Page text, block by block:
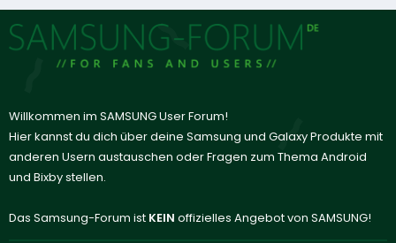
Willkommen im SAMSUNG User Forum!
Hier kannst du dich über deine Samsung und Galaxy Produkte mit
anderen Usern austauschen oder Fragen zum Thema Android
und Bixby stellen.
Das Samsung-Forum ist KEIN offizielles Angebot von SAMSUNG!